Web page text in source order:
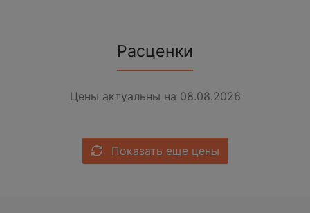
Расценки
Цены актуальны на 08.08.2026
Показать еще цены